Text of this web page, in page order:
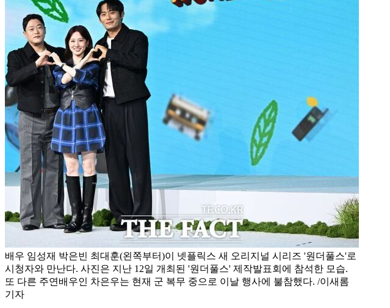
배우 임성재 박은빈 최대훈(왼쪽부터)이 넷플릭스 새 오리지널 시리즈 '원더풀스'로
시청자와 만난다. 사진은 지난 12일 개최된 '원더풀스' 제작발표회에 참석한 모습.
또 다른 주연배우인 차은우는 현재 군 복무 중으로 이날 행사에 불참했다. /이새롬
기자